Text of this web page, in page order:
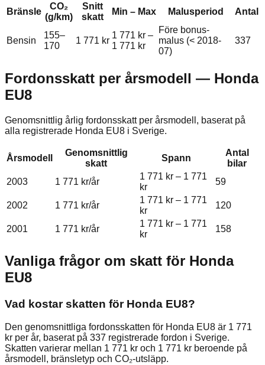
Bränsle
CO₂
(g/km)
Snitt
skatt
Min – Max Malusperiod Antal
Bensin
155–
170
1 771 kr
1 771 kr –
1 771 kr
Före bonus-
malus (< 2018-
07)
337
Fordonsskatt per årsmodell — Honda
EU8
Genomsnittlig årlig fordonsskatt per årsmodell, baserat på
alla registrerade Honda EU8 i Sverige.
Årsmodell
Genomsnittlig
skatt
Spann
Antal
bilar
2003
1 771 kr/år
1 771 kr – 1 771
kr
59
2002 1 771 kr/år
1 771 kr – 1 771
kr
120
2001 1 771 kr/år
1 771 kr – 1 771
kr
158
Vanliga frågor om skatt för Honda
EU8
Vad kostar skatten för Honda EU8?
Den genomsnittliga fordonsskatten för Honda EU8 är 1 771
kr per år, baserat på 337 registrerade fordon i Sverige.
Skatten varierar mellan 1 771 kr och 1 771 kr beroende på
årsmodell, bränsletyp och CO₂-utsläpp.